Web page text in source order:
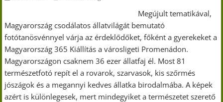
Megújult tematikával,
Magyarország csodálatos állatvilágát bemutató
fotótanösvénnyel várja az érdeklődőket, főként a gyerekeket a
Magyarország 365 Kiállítás a városligeti Promenádon.
Magyarországon csaknem 36 ezer állatfaj él. Most 81
természetfotó repít el a rovarok, szarvasok, kis szőrmés
jószágok és a megannyi kedves állatka birodalmába. A képek
azért is különlegesek, mert mindegyiket a természetet szerető